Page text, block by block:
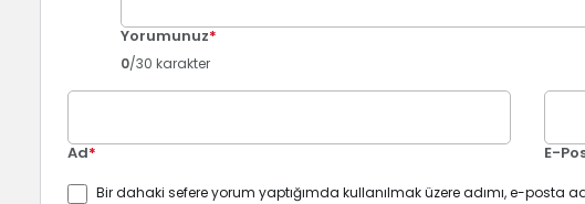
Yorumunuz*
0/30 karakter
Ad* E-
Bir dahaki sefere yorum yaptığımda kullanılmak üzere adımı, e-posta